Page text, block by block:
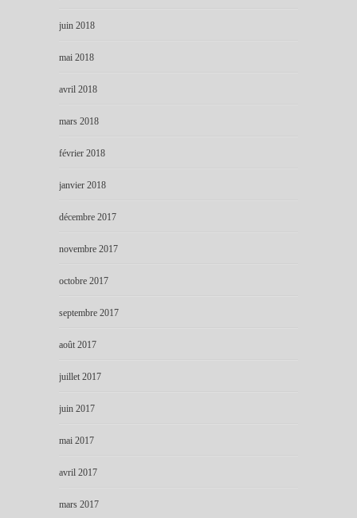
juin 2018
mai 2018
avril 2018
mars 2018
février 2018
janvier 2018
décembre 2017
novembre 2017
octobre 2017
septembre 2017
août 2017
juillet 2017
juin 2017
mai 2017
avril 2017
mars 2017